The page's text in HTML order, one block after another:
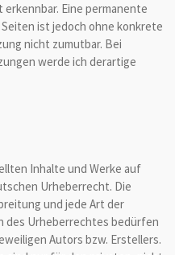
Eine permanente
ist jedoch ohne konkrete
nicht zumutbar. Bei
werde ich derartige
Inhalte und Werke auf
Urheberrecht. Die
und jede Art der
des Urheberrechtes bedürfen
Autors bzw. Erstellers.